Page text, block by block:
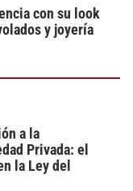
con su look
y joyería
a la
Privada: el
la Ley del